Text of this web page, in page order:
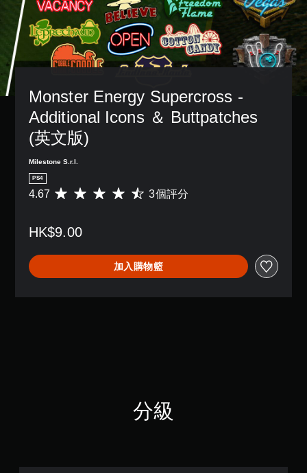
Monster Energy Supercross -
Additional Icons ＆ Buttpatches
(英文版)
Milestone S.r.l.
PS4
平
分
4
.
評
4.67 3個評分
HK$9.00
加入購物籃
分級